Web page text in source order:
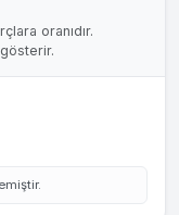
oranıdır.
gösterir.